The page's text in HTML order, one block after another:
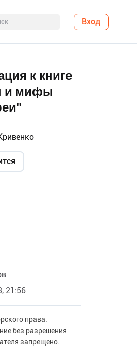
Вход
к книге
и мифы
21:56
права.
без разрешения
запрещено.